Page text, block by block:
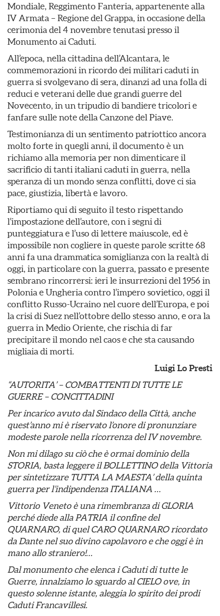
Mondiale, Reggimento Fanteria, appartenente alla
IV Armata – Regione del Grappa, in occasione della
cerimonia del 4 novembre tenutasi presso il
Monumento ai Caduti.
All’epoca, nella cittadina dell’Alcantara, le
commemorazioni in ricordo dei militari caduti in
guerra si svolgevano di sera, dinanzi ad una folla di
reduci e veterani delle due grandi guerre del
Novecento, in un tripudio di bandiere tricolori e
fanfare sulle note della Canzone del Piave.
Testimonianza di un sentimento patriottico ancora
molto forte in quegli anni, il documento è un
richiamo alla memoria per non dimenticare il
sacrificio di tanti italiani caduti in guerra, nella
speranza di un mondo senza conflitti, dove ci sia
pace, giustizia, libertà e lavoro.
Riportiamo qui di seguito il testo rispettando
l’impostazione dell’autore, con i segni di
punteggiatura e l’uso di lettere maiuscole, ed è
impossibile non cogliere in queste parole scritte 68
anni fa una drammatica somiglianza con la realtà di
oggi, in particolare con la guerra, passato e presente
sembrano rincorrersi: ieri le insurrezioni del 1956 in
Polonia e Ungheria contro l’impero sovietico, oggi il
conflitto Russo-Ucraino nel cuore dell’Europa, e poi
la crisi di Suez nell’ottobre dello stesso anno, e ora la
guerra in Medio Oriente, che rischia di far
precipitare il mondo nel caos e che sta causando
migliaia di morti.
Luigi Lo Presti
“AUTORITA’ – COMBATTENTI DI TUTTE LE
GUERRE – CONCITTADINI
Per incarico avuto dal Sindaco della Città, anche
quest’anno mi è riservato l’onore di pronunziare
modeste parole nella ricorrenza del IV novembre.
Non mi dilago su ciò che è ormai dominio della
STORIA, basta leggere il BOLLETTINO della Vittoria
per sintetizzare TUTTA LA MAESTA’ della quinta
guerra per l’indipendenza ITALIANA …
Vittorio Veneto è una rimembranza di GLORIA
perché diede alla PATRIA il confine del
QUARNARO, di quel CARO QUARNARO ricordato
da Dante nel suo divino capolavoro e che oggi è in
mano allo straniero!…
Dal monumento che elenca i Caduti di tutte le
Guerre, innalziamo lo sguardo al CIELO ove, in
questo solenne istante, aleggia lo spirito dei prodi
Caduti Francavillesi.